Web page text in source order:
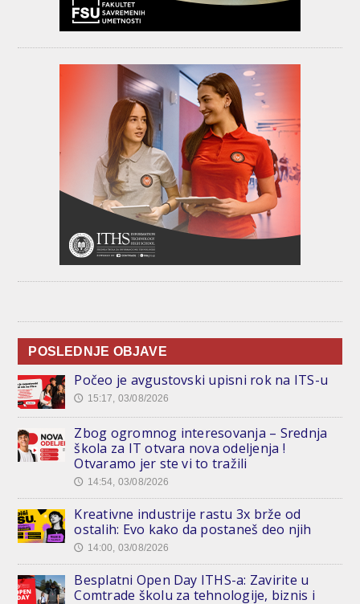
POSLEDNJE OBJAVE
Počeo je avgustovski upisni rok na ITS-u
🕔 15:17, 03/08/2026
Zbog ogromnog interesovanja – Srednja
škola za IT otvara nova odeljenja !
Otvaramo jer ste vi to tražili
🕔 14:54, 03/08/2026
Kreativne industrije rastu 3x brže od
ostalih: Evo kako da postaneš deo njih
🕔 14:00, 03/08/2026
Besplatni Open Day ITHS-a: Zavirite u
Comtrade školu za tehnologije, biznis i